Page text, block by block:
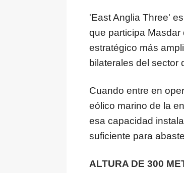
'East Anglia Three'
que participa
estratégico más
bilaterales del sector
Cuando entre en
eólico marino de la
esa capacidad
suficiente para
ALTURA DE 300